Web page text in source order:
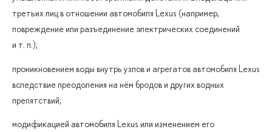
третьих лиц в отношении автомобиля Lexus (например,
повреждение или разъединение электрических соединений
и т. п.);
проникновением воды внутрь узлов и агрегатов автомобиля Lexus
вследствие преодоления на нём бродов и других водных
препятствий;
модификацией автомобиля Lexus или изменением его